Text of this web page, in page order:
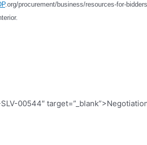
.org/procurement/business/resources-for-bidders
00544″